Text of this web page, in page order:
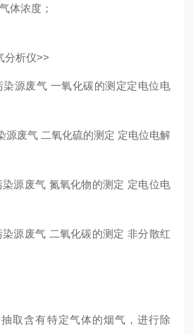
体浓度；
分析仪>>
染源废气 一氧化碳的测定定电位电
源废气 二氧化硫的测定 定电位电解
染源废气 氮氧化物的测定 定电位电
染源废气 二氧化碳的测定 非分散红
取含有特定气体的烟气，进行除